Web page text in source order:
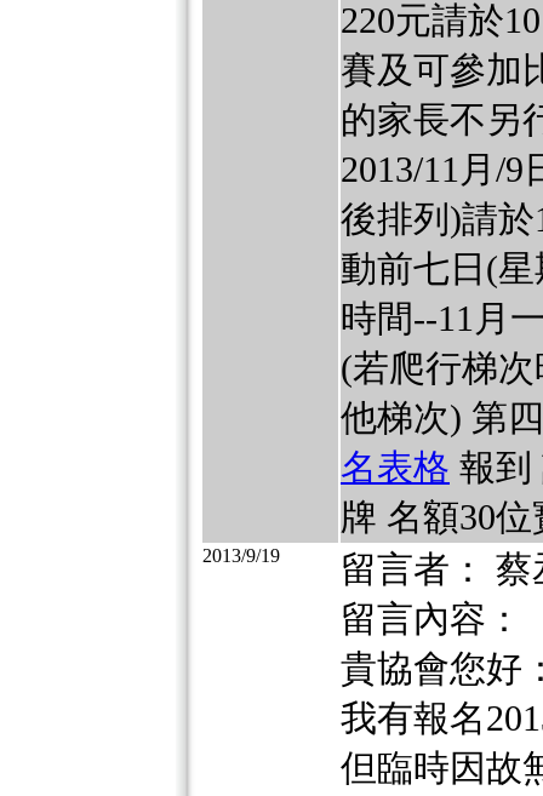
220元請於
賽及可參加
的家長不另
2013/11月/
後排列)請
動前七日(
時間--11月
(若爬行梯
他梯次) 第
名表格 報到
牌 名額30位
2013/9/19
留言者： 蔡
留言內容：
貴協會您好
我有報名
但臨時因故